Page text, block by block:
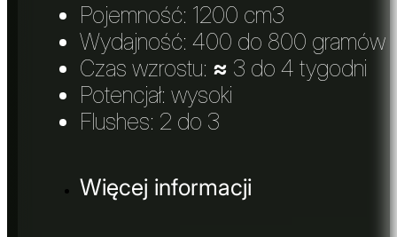
Pojemność: 1200 cm3
Wydajność: 400 do 800 gramów
Czas wzrostu: ≈ 3 do 4 tygodni
Potencjał: wysoki
Flushes: 2 do 3
Więcej informacji